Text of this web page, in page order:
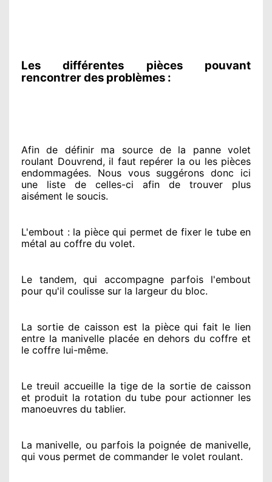
Les différentes pièces pouvant
rencontrer des problèmes :
Afin de définir ma sourcede la panne volet
roulant Douvrend, il faut repérer la ou les pièces
endommagées. Nous vous suggérons donc ici
une liste de celles-ci afin de trouver plus
aisément le soucis.
L'embout : la pièce qui permet de fixer le tube en
métal au coffre du volet.
Le tandem, qui accompagne parfois l'embout
pour qu'il coulisse sur la largeur du bloc.
La sortie de caisson est la pièce qui fait le lien
entre la manivelle placéeen dehors du coffre et
le coffre lui-même.
Le treuil accueille la tige de la sortie de caisson
et produit la rotation du tube pour actionner les
manoeuvres du tablier.
La manivelle, ou parfois la poignée de manivelle,
qui vous permet de commander le volet roulant.